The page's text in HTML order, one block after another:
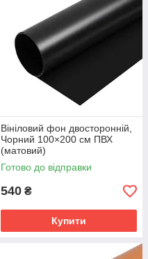
Вініловий фон двосторонній,
Чорний 100×200 см ПВХ
(матовий)
Готово до відправки
540 ₴
Купити